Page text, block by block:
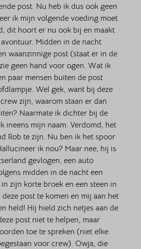
post. Nu heb ik dus ook geen
ik mijn volgende voeding moet
dit hoort er nu ook bij en maakt
Midden in de nacht
waanzinnige post (staat er in de
geen hand voor ogen. Wat ik
paar mensen buiten de post
Wel gek, want bij deze
zijn, waarom staan er dan
Naarmate ik dichter bij de
ineens mijn naam. Verdomd, het
Rob te zijn. Nu ben ik het spoor
ik nou? Maar nee, hij is
gevlogen, een auto
midden in de nacht een
zijn korte broek en een steen in
post te komen en mij aan het
held! Hij hield zich netjes aan de
post niet te helpen, maar
toe te spreken (niet elke
voor crew). Owja, die